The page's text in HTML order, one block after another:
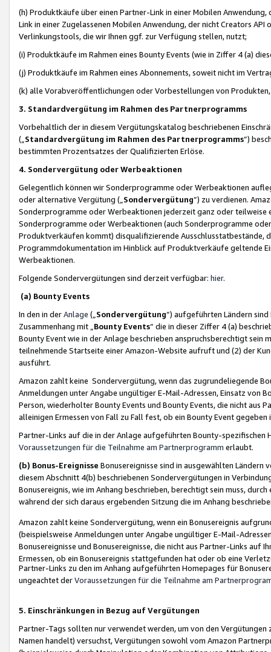
(h) Produktkäufe über einen Partner-Link in einer Mobilen
Link in einer Zugelassenen Mobilen Anwendung, der nicht Creators
Verlinkungstools, die wir Ihnen ggf. zur Verfügung stellen, nutzt;
(i) Produktkäufe im Rahmen eines Bounty Events (wie in Ziffer 4 (a)
(j) Produktkäufe im Rahmen eines Abonnements, soweit nicht im
(k) alle Vorabveröffentlichungen oder Vorbestellungen von
3. Standardvergütung im Rahmen des Partnerprogramms
Vorbehaltlich der in diesem Vergütungskatalog beschriebenen
(„ Standardvergütung im Rahmen des Partnerprogramms“)
bestimmten Prozentsatzes der Qualifizierten Erlöse.
4. Sondervergütung oder Werbeaktionen
Gelegentlich können wir Sonderprogramme oder Werbeaktionen
oder alternative Vergütung („ Sondervergütung”) zu verdienen.
Sonderprogramme oder Werbeaktionen jederzeit ganz oder
Sonderprogramme oder Werbeaktionen (auch Sonderprogramme
Produktverkäufen kommt) disqualifizierende Ausschlusstatbestände,
Programmdokumentation im Hinblick auf Produktverkäufe geltende
Werbeaktionen.
Folgende Sondervergütungen sind derzeit verfügbar: hier.
(a) Bounty Events
In den in derAnlage („ Sondervergütung“) aufgeführten Ländern
Zusammenhang mit „ Bounty Events“ die in dieser Ziffer 4 (a)
Bounty Event wie in der Anlage beschrieben anspruchsberechtigt sein
teilnehmende Startseite einer Amazon-Website aufruft und (2) der
ausführt.
Amazon zahlt keine Sondervergütung, wenn das zugrundeliegende
Anmeldungen unter Angabe ungültiger E-Mail-Adressen, Einsatz von
Person, wiederholter Bounty Events und Bounty Events, die nicht
alleinigen Ermessen von Fall zu Fall fest, ob ein Bounty Event
Partner-Links auf die in der Anlage aufgeführten Bounty-spezifischen
Voraussetzungen für die Teilnahme am Partnerprogramm erlaubt.
(b) Bonus-Ereignisse Bonusereignisse sind in ausgewählten Ländern
diesem Abschnitt 4(b) beschriebenen Sondervergütungen in
Bonusereignis, wie im Anhang beschrieben, berechtigt sein muss,
während der sich daraus ergebenden Sitzung die im Anhang
Amazon zahlt keine Sondervergütung, wenn ein Bonusereignis
(beispielsweise Anmeldungen unter Angabe ungültiger E-Mail-
Bonusereignisse und Bonusereignisse, die nicht aus Partner-Links auf
Ermessen, ob ein Bonusereignis stattgefunden hat oder ob eine
Partner-Links zu den im Anhang aufgeführten Homepages für
ungeachtet derVoraussetzungen für die Teilnahme am
5. Einschränkungen in Bezug auf Vergütungen
Partner-Tags sollten nur verwendet werden, um von den
Namen handelt) versuchst, Vergütungen sowohl vom Amazon